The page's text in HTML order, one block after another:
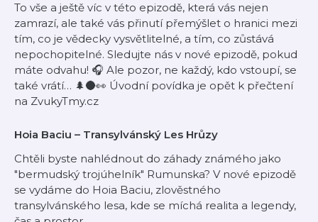
To vše a ještě víc v této epizodě, která vás nejen
zamrazí, ale také vás přinutí přemýšlet o hranici mezi
tím, co je vědecky vysvětlitelné, a tím, co zůstává
nepochopitelné. Sledujte nás v nové epizodě, pokud
máte odvahu! 🎧 Ale pozor, ne každý, kdo vstoupí, se
také vrátí… 🌲🌑👀 Úvodní povídka je opět k přečtení
na ⁠ZvukyTmy.cz
Hoia Baciu – Transylvánský Les Hrůzy
Chtěli byste nahlédnout do záhady známého jako
"bermudský trojúhelník" Rumunska? V nové epizodě
se vydáme do Hoia Baciu, zlověstného
transylvánského lesa, kde se míchá realita a legendy,